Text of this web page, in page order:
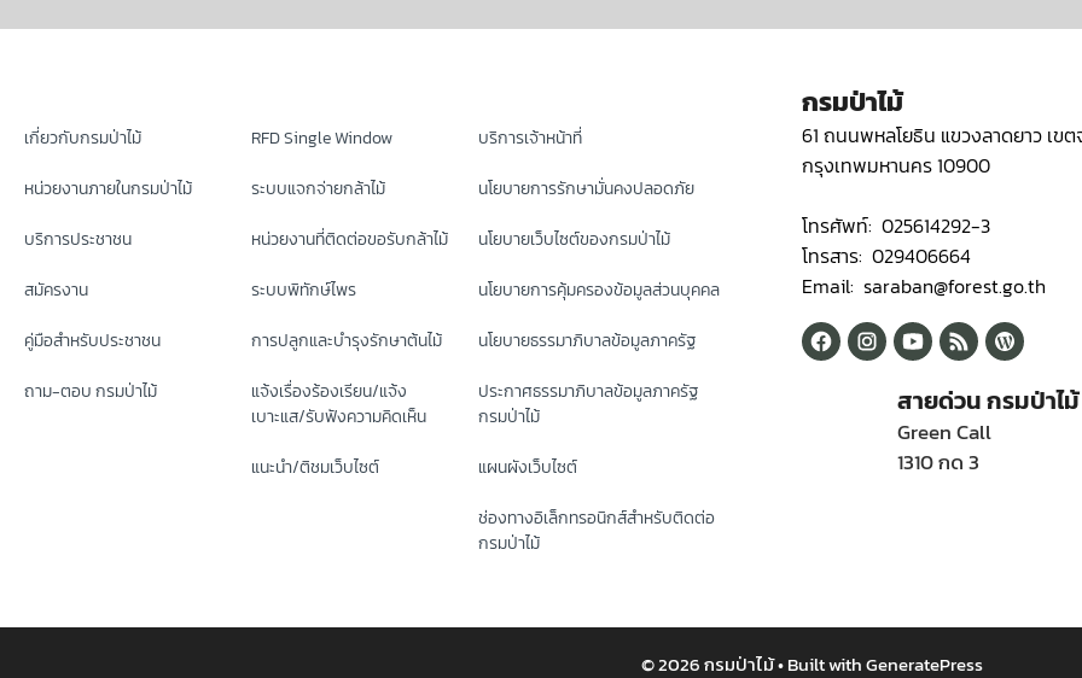
เกี่ยวกับกรมป่าไม้
หน่วยงานภายในกรมป่าไม้
บริการประชาชน
สมัครงาน
คู่มือสำหรับประชาชน
ถาม-ตอบ กรมป่าไม้
RFD Single Window
ระบบแจกจ่ายกล้าไม้
หน่วยงานที่ติดต่อขอรับกล้าไม้
ระบบพิทักษ์ไพร
การปลูกและบำรุงรักษาต้นไม้
แจ้งเรื่องร้องเรียน/แจ้ง
เบาะแส/รับฟังความคิดเห็น
แนะนำ/ติชมเว็บไซต์
บริการเจ้าหน้าที่
นโยบายการรักษามั่นคงปลอดภัย
นโยบายเว็บไซต์ของกรมป่าไม้
นโยบายการคุ้มครองข้อมูลส่วนบุคคล
นโยบายธรรมาภิบาลข้อมูลภาครัฐ
ประกาศธรรมาภิบาลข้อมูลภาครัฐ
กรมป่าไม้
แผนผังเว็บไซต์
ช่องทางอิเล็กทรอนิกส์สำหรับติดต่อ
กรมป่าไม้
กรมป่าไม้
61 ถนนพหลโยธิน แขวงลาดยาว เข
กรุงเทพมหานคร 10900
โทรศัพท์: 025614292-3
โทรสาร: 029406664
Email: saraban@forest.go.th
สายด่วน กรมป่าไม้
Green Call
1310 กด 3
© 2026 กรมป่าไม้• Built withGeneratePress